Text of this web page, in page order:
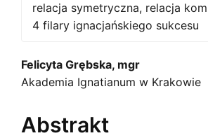
relacja symetryczna, relacja
4 filary ignacjańskiego sukcesu
Main
Article
Content
Felicyta Grębska, mgr
Akademia Ignatianum w Krakowie
Abstrakt